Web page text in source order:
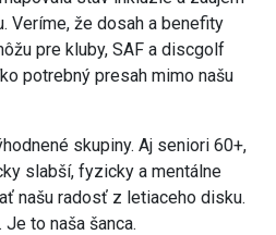
Veríme, že dosah a benefity
pre kluby, SAF a discgolf
potrebný presah mimo našu
skupiny. Aj seniori 60+,
slabší, fyzicky a mentálne
našu radosť z letiaceho disku.
to naša šanca.